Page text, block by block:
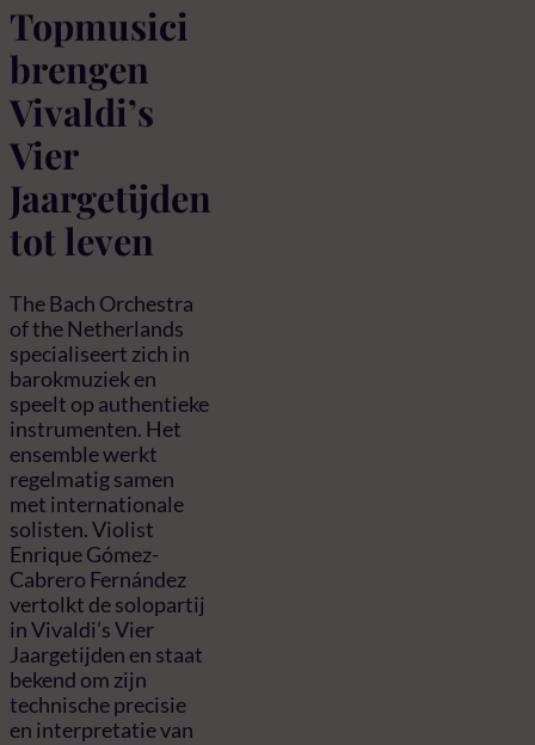
Topmusici
brengen
Vivaldi’s
Vier
Jaargetijden
tot leven
The Bach Orchestra
of the Netherlands
specialiseert zich in
barokmuziek en
speelt op authentieke
instrumenten. Het
ensemble werkt
regelmatig samen
met internationale
solisten. Violist
Enrique Gómez-
Cabrero Fernández
vertolkt de solopartij
in Vivaldi’s Vier
Jaargetijden en staat
bekend om zijn
technische precisie
en interpretatie van